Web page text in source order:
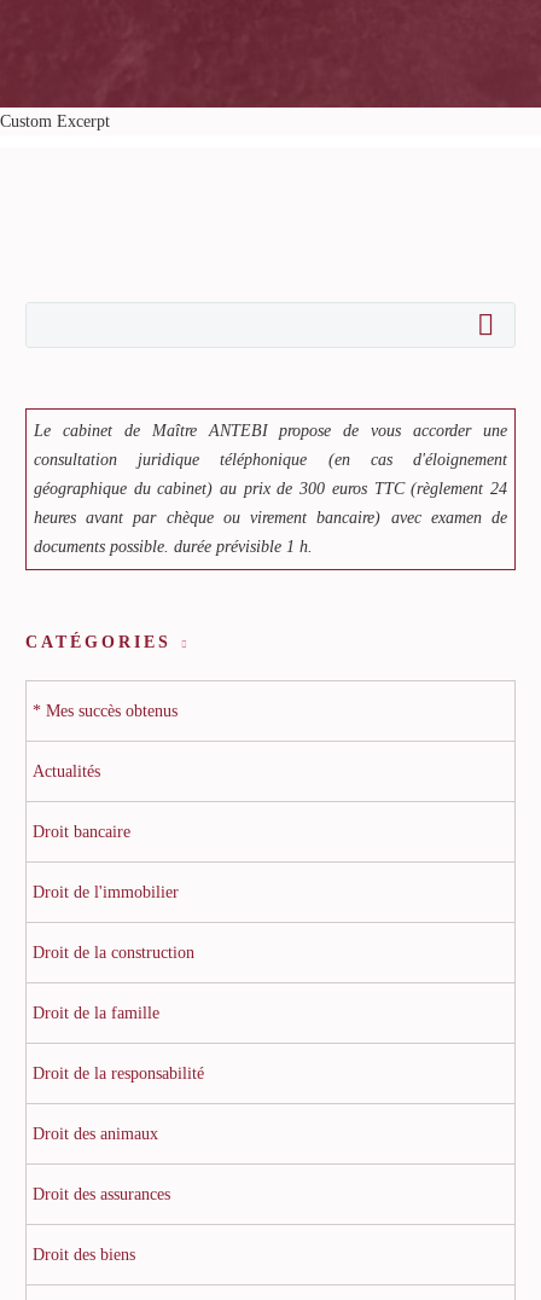
Custom Excerpt
Le cabinet de Maître ANTEBI propose de vous accorder une
consultation juridique téléphonique (en cas d'éloignement
géographique du cabinet) au prix de 300 euros TTC (règlement 24
heures avant par chèque ou virement bancaire) avec examen de
documents possible. durée prévisible 1 h.
CATÉGORIES
* Mes succès obtenus
Actualités
Droit bancaire
Droit de l'immobilier
Droit de la construction
Droit de la famille
Droit de la responsabilité
Droit des animaux
Droit des assurances
Droit des biens